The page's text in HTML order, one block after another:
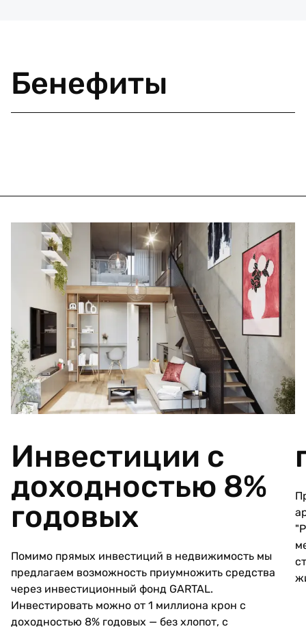
Бенефиты
Инвестиции с
доходностью 8%
годовых
Помимо прямых инвестиций в недвижимость мы
предлагаем возможность приумножить средства
через инвестиционный фонд GARTAL.
Инвестировать можно от 1 миллиона крон с
доходностью 8% годовых — без хлопот, с